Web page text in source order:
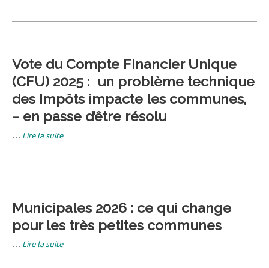
Vote du Compte Financier Unique
(CFU) 2025 : un problème technique
des Impôts impacte les communes,
– en passe d’être résolu
… Lire la suite
Municipales 2026 : ce qui change
pour les très petites communes
… Lire la suite